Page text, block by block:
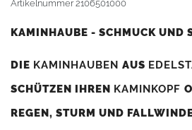
Artikelnummer2106501000
KAMINHAUBE - SCHMUCK UND
DIE KAMINHAUBEN AUS
SCHÜTZEN IHREN KAMINKOPF
REGEN, STURM UND